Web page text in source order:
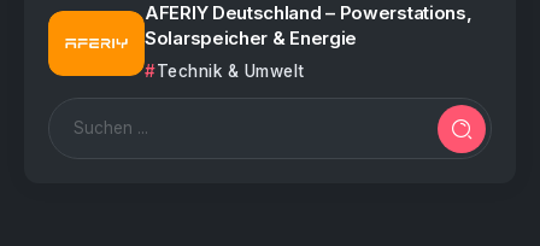
AFERIY Deutschland – Powerstations,
Solarspeicher & Energie
Technik & Umwelt